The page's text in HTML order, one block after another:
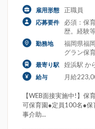
雇用形態 正職員
応募要件
必須：保
歴。経験等
勤務地
福岡県福
グラン保
最寄り駅 姪浜駅 か
給与 月給
【WEB面接実施中!】保
可保育園●定員100名●保
事介助...